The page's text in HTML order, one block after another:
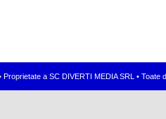
Proprietate a SC DIVERTI MEDIA SRL •